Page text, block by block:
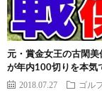
元・賞金女王の古閑
が年内100切りを本気
2018.07.27 ゴル